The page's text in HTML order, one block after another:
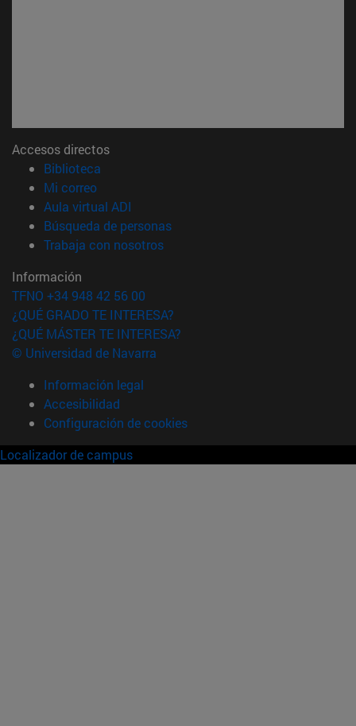
Accesos directos
Biblioteca
Mi correo(abre en nueva ventana)
Aula virtual ADI
Búsqueda de personas(abre en nueva ventana)
Trabaja con nosotros(abre en nueva ventana)
Información
TFNO +34 948 42 56 00
¿QUÉ GRADO TE INTERESA?
¿QUÉ MÁSTER TE INTERESA?
© Universidad de Navarra
Información legal
Accesibilidad
Configuración de cookies
Localizador de campus